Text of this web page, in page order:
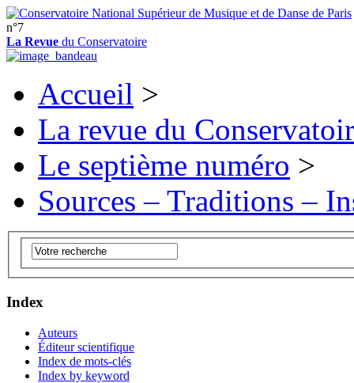
n°7
La Revue du Conservatoire
Accueil >
La revue du
Le septième numéro >
Sources – Traditions –
Index
Auteurs
Éditeur scientifique
Index de mots-clés
Index by keyword